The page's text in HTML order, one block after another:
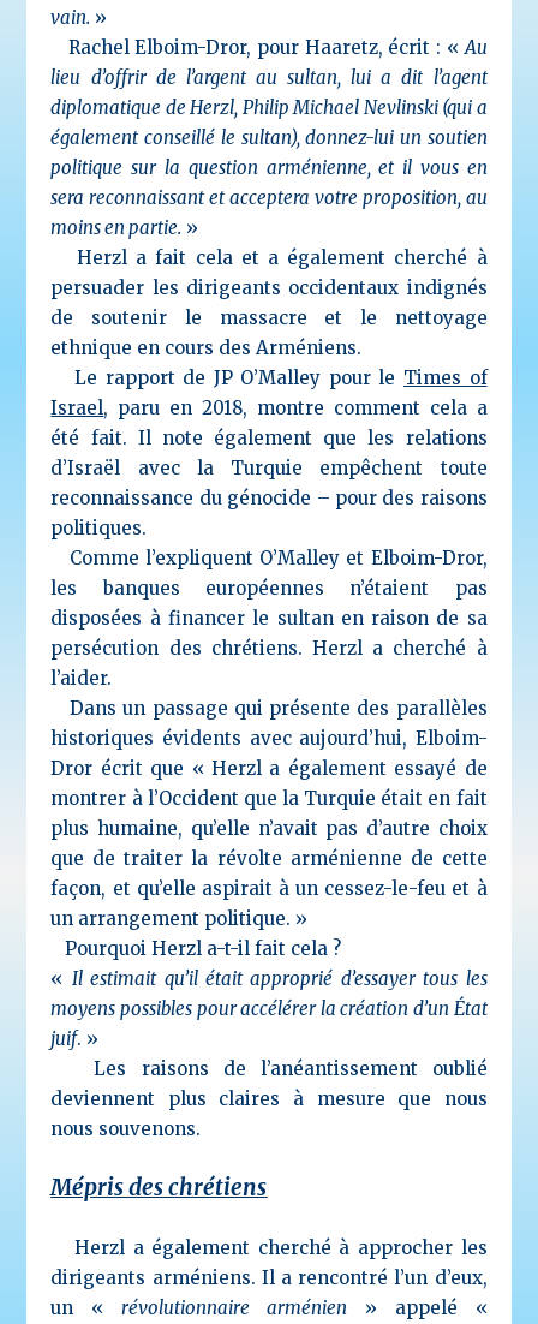
vain. »
Rachel Elboim-Dror, pour Haaretz, écrit : «Au
lieu d’offrir de l’argent au sultan, lui a dit l’agent
diplomatique de Herzl, Philip Michael Nevlinski (qui a
également conseillé le sultan), donnez-lui un soutien
politique sur la question arménienne, et il vous en
sera reconnaissant et acceptera votre proposition, au
moins en partie. »
Herzl a fait cela et a également cherché à
persuader les dirigeants occidentaux indignés
de soutenir le massacre et le nettoyage
ethnique en cours des Arméniens.
Le rapport de JP O’Malley pour le Times of
Israel, paru en 2018, montre comment cela a
été fait. Il note également que les relations
d’Israël avec la Turquie empêchent toute
reconnaissance du génocide – pour des raisons
politiques.
Comme l’expliquent O’Malley et Elboim-Dror,
les banques européennes n’étaient pas
disposées à financer le sultan en raison de sa
persécution des chrétiens. Herzl a cherché à
l’aider.
Dans un passage qui présente des parallèles
historiques évidents avec aujourd’hui, Elboim-
Dror écrit que « Herzl a également essayé de
montrer à l’Occident que la Turquie était en fait
plus humaine, qu’elle n’avait pas d’autre choix
que de traiter la révolte arménienne de cette
façon, et qu’elle aspirait à un cessez-le-feu et à
un arrangement politique. »
Pourquoi Herzl a-t-il fait cela ?
« Il estimait qu’il était approprié d’essayer tous les
moyens possibles pour accélérer la création d’un État
juif. »
Les raisons de l’anéantissement oublié
deviennent plus claires à mesure que nous
nous souvenons.
Mépris des chrétiens
Herzl a également cherché à approcher les
dirigeants arméniens. Il a rencontré l’un d’eux,
un «révolutionnaire arménien » appelé «